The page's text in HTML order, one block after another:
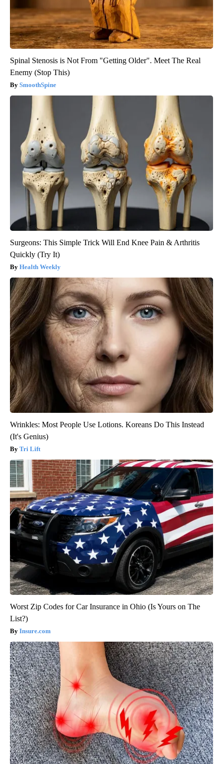
Spinal Stenosis is Not From "Getting Older". Meet The Real
Enemy (Stop This)
SmoothSpine
Surgeons: This Simple Trick Will End Knee Pain & Arthritis
Quickly (Try It)
Health Weekly
Wrinkles: Most People Use Lotions. Koreans Do This Instead
(It's Genius)
Tri Lift
Worst Zip Codes for Car Insurance in Ohio (Is Yours on The
List?)
Insure.com